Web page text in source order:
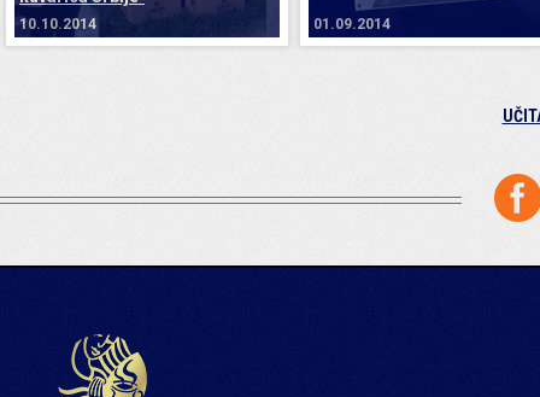
10.10.2014 01.09.2014